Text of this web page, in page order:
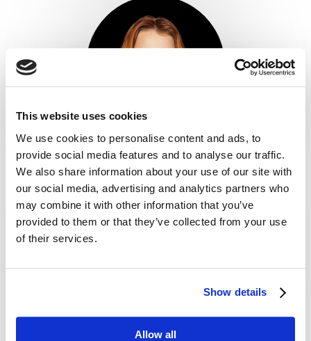
This website uses cookies
We use cookies to personalise content and ads, to
provide social media features and to analyse our traffic.
We also share information about your use of our site with
our social media, advertising and analytics partners who
may combine it with other information that you’ve
provided to them or that they’ve collected from your use
of their services.
Show details
Allow all
Veronika Makaloušová
–Sales and Logistics–